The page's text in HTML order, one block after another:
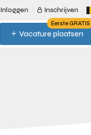
Inloggen Inschrijven
Vacature plaatsen
Eerste GRATIS